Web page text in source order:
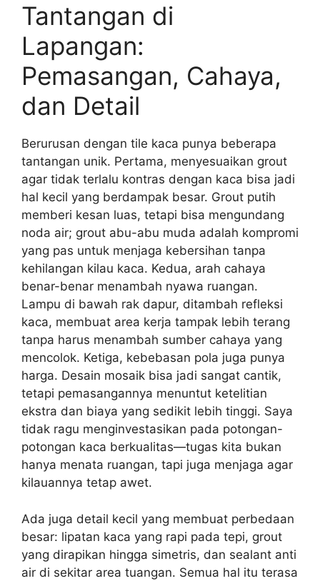
Tantangan di
Lapangan:
Pemasangan, Cahaya,
dan Detail
Berurusan dengan tile kaca punya beberapa
tantangan unik. Pertama, menyesuaikan grout
agar tidak terlalu kontras dengan kaca bisa jadi
hal kecil yang berdampak besar. Grout putih
memberi kesan luas, tetapi bisa mengundang
noda air; grout abu-abu muda adalah kompromi
yang pas untuk menjaga kebersihan tanpa
kehilangan kilau kaca. Kedua, arah cahaya
benar-benar menambah nyawa ruangan.
Lampu di bawah rak dapur, ditambah refleksi
kaca, membuat area kerja tampak lebih terang
tanpa harus menambah sumber cahaya yang
mencolok. Ketiga, kebebasan pola juga punya
harga. Desain mosaik bisa jadi sangat cantik,
tetapi pemasangannya menuntut ketelitian
ekstra dan biaya yang sedikit lebih tinggi. Saya
tidak ragu menginvestasikan pada potongan-
potongan kaca berkualitas—tugas kita bukan
hanya menata ruangan, tapi juga menjaga agar
kilauannya tetap awet.
Ada juga detail kecil yang membuat perbedaan
besar: lipatan kaca yang rapi pada tepi, grout
yang dirapikan hingga simetris, dan sealant anti
air di sekitar area tuangan. Semua hal itu terasa